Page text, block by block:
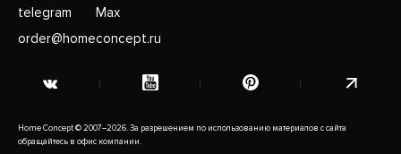
telegram
Max
order@homeconcept.ru
Home Concept © 2007–2026. За разрешением по использованию материалов с сайта
обращайтесь в офис компании.